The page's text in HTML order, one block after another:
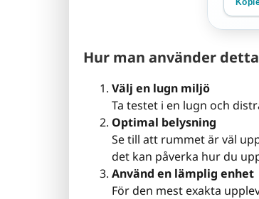
Hur man använder
Välj en lugn miljö
Ta testet i en lugn och
Optimal belysning
Se till att rummet är väl
det kan påverka hur du
Använd en lämplig enhet
För den mest exakta